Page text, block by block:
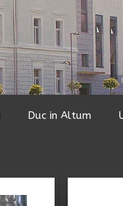
Duc in Altum